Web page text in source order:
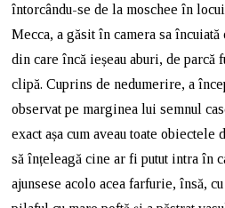
întorcându-se de la moschee în
Mecca, a găsit în camera sa
din care încă ieșeau aburi, de parcă
clipă. Cuprins de nedumerire, a
observat pe marginea lui semnul
exact așa cum aveau toate
să înțeleagă cine ar fi putut intra în
ajunsese acolo acea farfurie, însă,